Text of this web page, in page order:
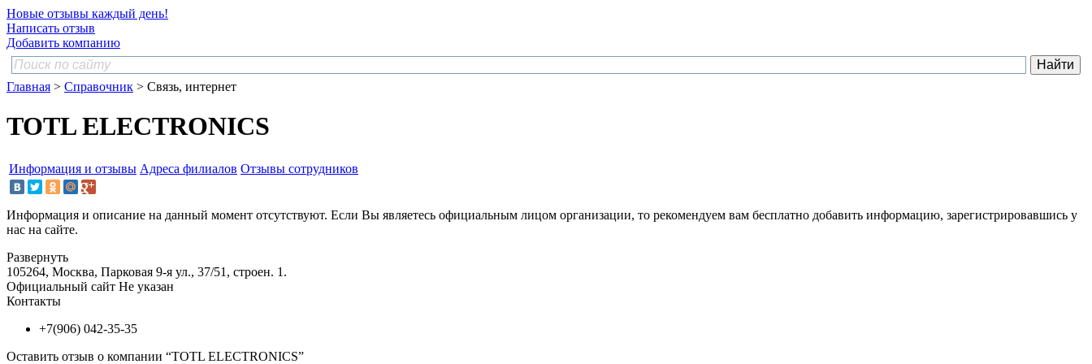
Новые отзывы каждый день!
Написать отзыв
Добавить компанию
Главная > Справочник > Связь, интернет
TOTL ELECTRONICS
Информация и отзывы Адреса филиалов Отзывы сотрудников
Информация и описание на данный момент отсутствуют. Если Вы являетесь официальным лицом организации, то рекомендуем вам бесплатно добавить информацию, зарегистрировавшись у
нас на сайте.
Развернуть
105264, Москва, Парковая 9-я ул., 37/51, строен. 1.
Официальный сайт Не указан
Контакты
+7(906) 042-35-35
Оставить отзыв о компании “TOTL ELECTRONICS”